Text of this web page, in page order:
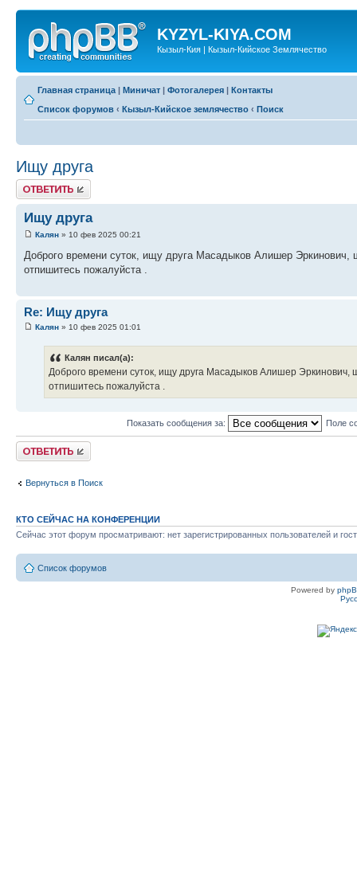
KYZYL-KIYA.COM
Кызыл-Кия | Кызыл-Кийское Землячество
Главная страница | Миничат | Фотогалерея | Контакты
Список форумов ‹ Кызыл-Кийское землячество ‹ Поиск
Ищу друга
Ответить
Ищу друга
Калян » 10 фев 2025 00:21
Доброго времени суток, ищу друга Масадыков Алишер Эркинович,
отпишитесь пожалуйста .
Re: Ищу друга
Калян » 10 фев 2025 01:01
Калян писал(а):
Доброго времени суток, ищу друга Масадыков Алишер Эркинович,
отпишитесь пожалуйста .
Показать сообщения за: Поле
Ответить
Вернуться в Поиск
КТО СЕЙЧАС НА КОНФЕРЕНЦИИ
Сейчас этот форум просматривают: нет зарегистрированных пользователей и
Список форумов
Powered by